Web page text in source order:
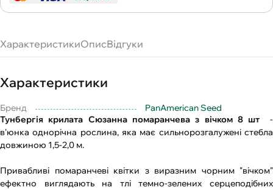
ХарактеристикиОписВідгуки
Характеристики
Бренд
PanAmerican Seed
Тунбергія крилата Сюзанна помаранчева з вічком 8 шт
-
в'юнка однорічна рослина, яка має сильнорозгалужені стебла
довжиною 1,5-2,0 м.
Привабливі помаранчеві квітки з виразним чорним "вічком"
ефектно виглядають на тлі темно-зелених серцеподібних